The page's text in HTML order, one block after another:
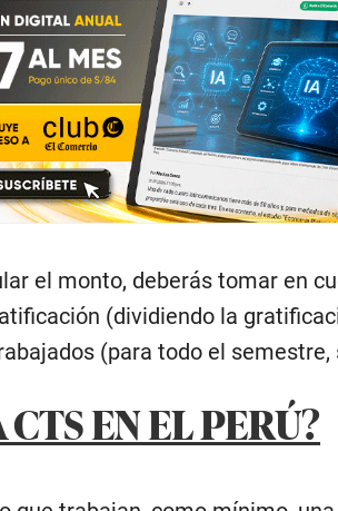
el monto, deberás tomar en
(dividiendo la
(para todo el semestre,
EN EL PERÚ?